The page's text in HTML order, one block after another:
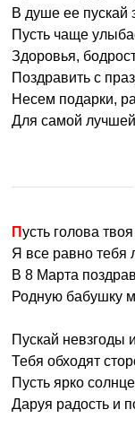
В душе ее пускай
Пусть чаще
Здоровья,
Поздравить с
Несем подарки,
Для самой
Пусть голова
Я все равно тебя
В 8 Марта
Родную бабушку
Пускай невзгоды
Тебя обходят
Пусть ярко
Даруя радость и